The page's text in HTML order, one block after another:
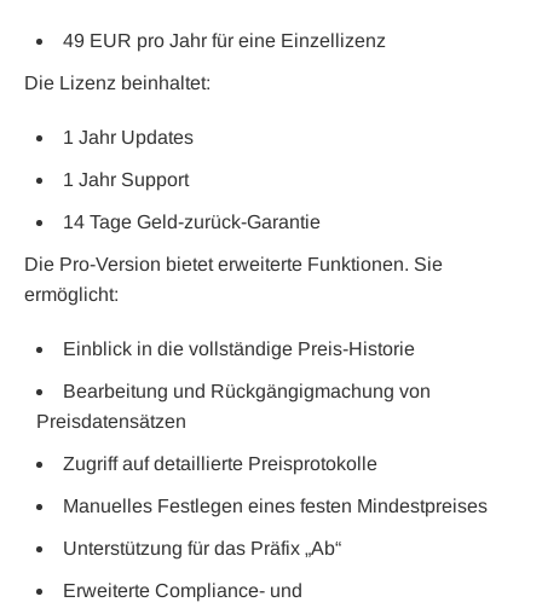
49 EUR pro Jahr für eine Einzellizenz
Die Lizenz beinhaltet:
1 Jahr Updates
1 Jahr Support
14 Tage Geld-zurück-Garantie
Die Pro-Version bietet erweiterte Funktionen. Sie
ermöglicht:
Einblick in die vollständige Preis-Historie
Bearbeitung und Rückgängigmachung von
Preisdatensätzen
Zugriff auf detaillierte Preisprotokolle
Manuelles Festlegen eines festen Mindestpreises
Unterstützung für das Präfix „Ab“
Erweiterte Compliance- und